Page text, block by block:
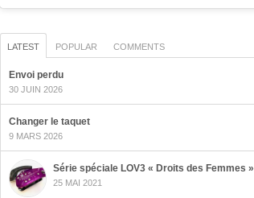
LATEST POPULAR COMMENTS
Envoi perdu
30 JUIN 2026
Changer le taquet
9 MARS 2026
Série spéciale LOV3 « Droits des Femmes »
25 MAI 2021